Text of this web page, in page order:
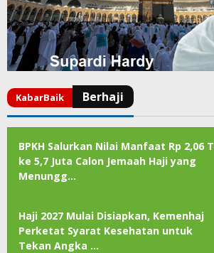
BPKH Salurkan Nilai Manfaat Rp 2,06 T
ke 5,7 Juta Calon Jemaah Haji yang
Menungg…
Haji 2027 Mulai Disiapkan, Kemenhaj
Perketat Syarat Kesehatan untuk
Tekan Angka …